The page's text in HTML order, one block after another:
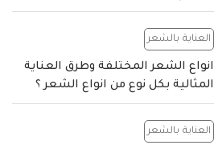
العناية بالشعر
انواع الشعر المختلفة وطرق العناية
المثالية بكل نوع من انواع الشعر ؟
العناية بالشعر